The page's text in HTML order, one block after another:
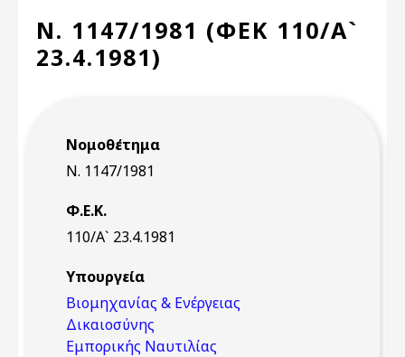
Ν. 1147/1981 (ΦΕΚ 110/Α`
23.4.1981)
Νομοθέτημα
Ν. 1147/1981
Φ.Ε.Κ.
110/Α` 23.4.1981
Υπουργεία
Βιομηχανίας & Ενέργειας
Δικαιοσύνης
Εμπορικής Ναυτιλίας